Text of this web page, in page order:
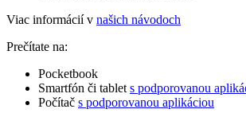
Viac informácií v našich návodoch
Prečítate na:
Pocketbook
Smartfón či tablet s podporovanou
Počítač s podporovanou aplikáciou